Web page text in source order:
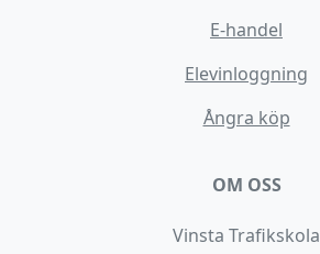
E-handel
Elevinloggning
Ångra köp
OM OSS
Vinsta Trafikskola